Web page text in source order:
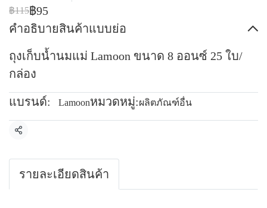
฿115฿95
คำอธิบายสินค้าแบบย่อ
ถุงเก็บน้ำนมแม่ Lamoon ขนาด 8 ออนซ์ 25 ใบ/
กล่อง
แบรนด์: Lamoonหมวดหมู่:ผลิตภัณฑ์อื่น
แชร์
รายละเอียดสินค้า